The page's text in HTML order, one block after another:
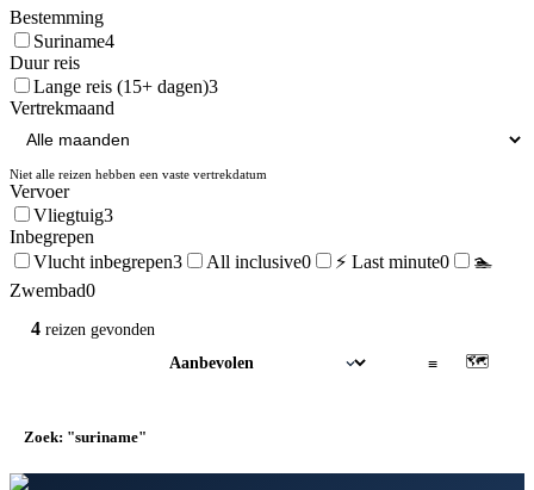
Bestemming
Suriname4
Duur reis
Lange reis (15+ dagen)3
Vertrekmaand
Niet alle reizen hebben een vaste vertrekdatum
Vervoer
Vliegtuig3
Inbegrepen
Vlucht inbegrepen3 All inclusive0 ⚡ Last minute0
🏊
Zwembad0
4 reizen gevonden
≡ 🗺
Zoek: "suriname"